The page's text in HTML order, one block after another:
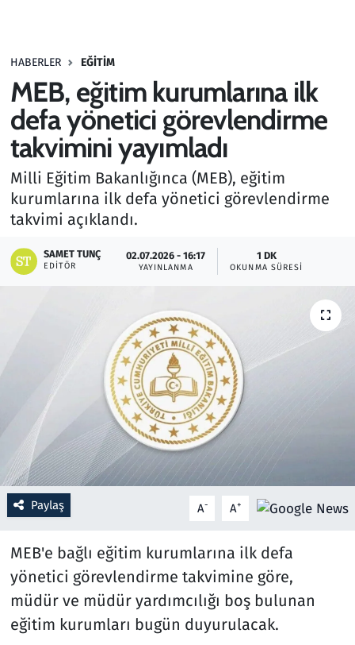
HABERLER EĞITIM
MEB, eğitim kurumlarına ilk
defa yönetici görevlendirme
takvimini yayımladı
Milli Eğitim Bakanlığınca (MEB), eğitim
kurumlarına ilk defa yönetici görevlendirme
takvimi açıklandı.
SAMET TUNÇ
EDITÖR
02.07.2026 - 16:17
YAYINLANMA
1 DK
OKUNMA SÜRESI
Paylaş A- A+
MEB'e bağlı eğitim kurumlarına ilk defa
yönetici görevlendirme takvimine göre,
müdür ve müdür yardımcılığı boş bulunan
eğitim kurumları bugün duyurulacak.
Haber
Kültür Sanat
Kurumsal Haberler
Lezzet Durağı
Memur ve Kamu
Otomobil
Resmi İlanlar
Rüya Tabirleri
Sağlık
Savunma Sanayi
Seçim 2023
Spor
Teknoloji ve Bilim